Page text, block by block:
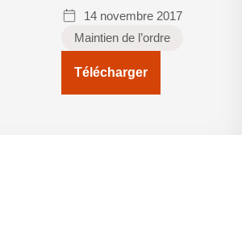
14 novembre 2017
Maintien de l’ordre
Télécharger